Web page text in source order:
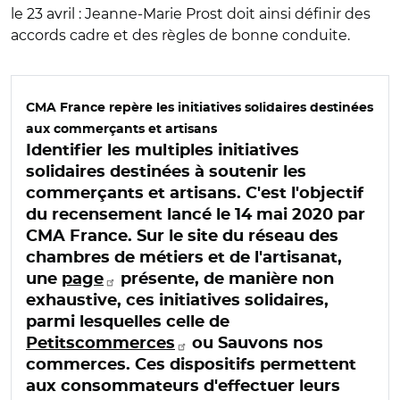
le 23 avril : Jeanne-Marie Prost doit ainsi définir des
accords cadre et des règles de bonne conduite.
CMA France repère les initiatives solidaires destinées
aux commerçants et artisans
Identifier les multiples initiatives
solidaires destinées à soutenir les
commerçants et artisans. C'est l'objectif
du recensement lancé le 14 mai 2020 par
CMA France. Sur le site du réseau des
chambres de métiers et de l'artisanat,
une page
présente, de manière non
exhaustive, ces initiatives solidaires,
parmi lesquelles celle de
Petitscommerces
ou Sauvons nos
commerces. Ces dispositifs permettent
aux consommateurs d'effectuer leurs